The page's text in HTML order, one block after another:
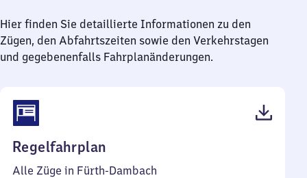
Hier finden Sie detaillierte Informationen zu den
Zügen, den Abfahrtszeiten sowie den Verkehrstagen
und gegebenenfalls Fahrplanänderungen.
Regelfahrplan
43
Alle Züge in Fürth-Dambach